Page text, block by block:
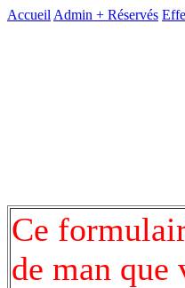
Accueil Admin + Réservés
Ce
de man que